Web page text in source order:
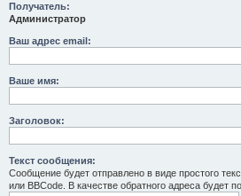
Получатель:
Администратор
Ваш адрес email:
Ваше имя:
Заголовок:
Текст сообщения:
Сообщение будет отправлено в виде простого
или BBCode. В качестве обратного адреса будет